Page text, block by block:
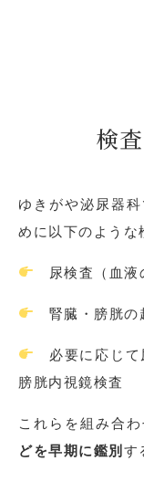
検
ゆきがや泌尿器
めに以下のような
尿検査（血液
腎臓・膀胱の
必要に応じて
膀胱内視鏡検査
これらを組み合わ
どを早期に鑑別 す